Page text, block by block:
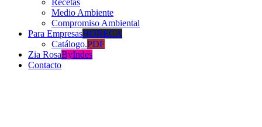
Medio Ambiente
Compromiso Ambiental
Para EmpresasHORECA
Catálogo.PDF
Zia RosaByIndes
Contacto